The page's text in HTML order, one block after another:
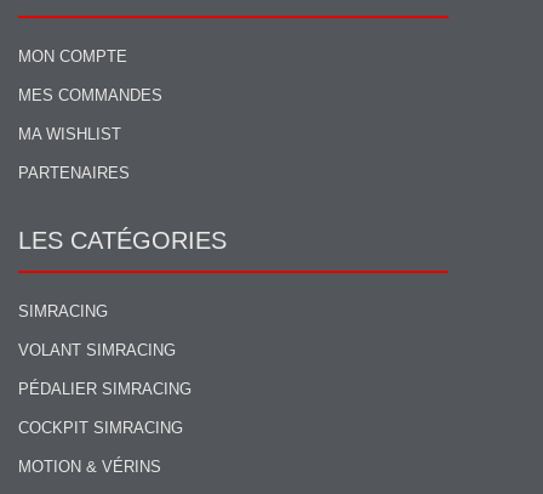
MON COMPTE
MES COMMANDES
MA WISHLIST
PARTENAIRES
LES CATÉGORIES
SIMRACING
VOLANT SIMRACING
PÉDALIER SIMRACING
COCKPIT SIMRACING
MOTION & VÉRINS